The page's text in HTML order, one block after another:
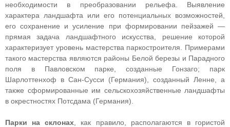
необходимости в преобразовании рельефа. Выявление
характера ландшафта или его потенциальных возможностей,
его сохранение и усиление при формировании пейзажей —
прямая задача ландшафтного искусства, решение которой
характеризует уровень мастерства паркостроителя. Примерами
такого мастерства являются районы Белой березы и Парадного
поля в Павловском парке, созданные Гонзаго; парк
Шарлоттенхоф в Сан-Сусси (Германия), созданный Ленне, а
также сформированные им сельскохозяйственные ландшафты
в окрестностях Потсдама (Германия).
Парки на склонах , как правило, располагаются в гористой